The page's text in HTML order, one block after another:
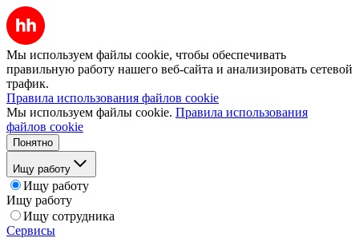
Мы используем файлы cookie, чтобы обеспечивать
правильную работу нашего веб-сайта и анализировать сетевой
трафик.
Правила использования файлов cookie
Мы используем файлы cookie. Правила использования
файлов cookie
Понятно
Ищу работу
Ищу работу
Ищу работу
Ищу сотрудника
Сервисы